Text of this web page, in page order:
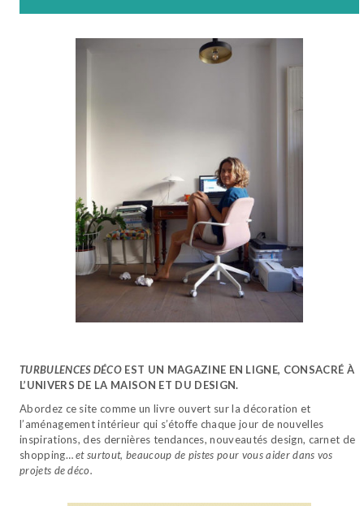
TURBULENCES DÉCO EST UN MAGAZINE EN LIGNE, CONSACRÉ À
L’UNIVERS DE LA MAISON ET DU DESIGN.
Abordez ce site comme un livre ouvert sur la décoration et
l’aménagement intérieur qui s’étoffe chaque jour de nouvelles
inspirations, des dernières tendances, nouveautés design, carnet de
shopping…et surtout, beaucoup de pistes pour vous aider dans vos
projets de déco.